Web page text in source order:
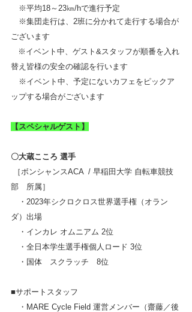
※平均18～23㎞/hで進行予定
※集団走行は、2班に分かれて走行する場合が
ございます
替え皆様の安全の確認を行います
※イベント中、予定にないカフェをピックア
ップする場合がございます
【スペシャルゲスト】
〇大蔵こころ 選手
部　所属］
・2023年シクロクロス世界選手権（オラン
ダ）出場
・インカレ オムニアム 2位
・全日本学生選手権個人ロード 3位
・国体　スクラッチ　8位
■サポートスタッフ
・MARE Cycle Field 運営メンバー（齋藤／後